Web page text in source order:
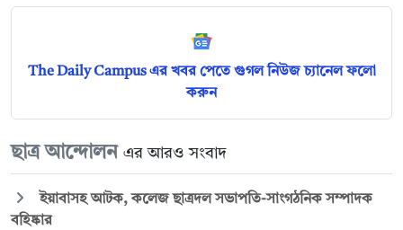
The Daily Campus এর খবর পেতে গুগল নিউজ চ্যানেল ফলো
করুন
ছাত্র আন্দোলন এর আরও সংবাদ
ইয়াবাসহ আটক, কলেজ ছাত্রদল সভাপতি-সাংগঠনিক সম্পাদক
বহিষ্কার